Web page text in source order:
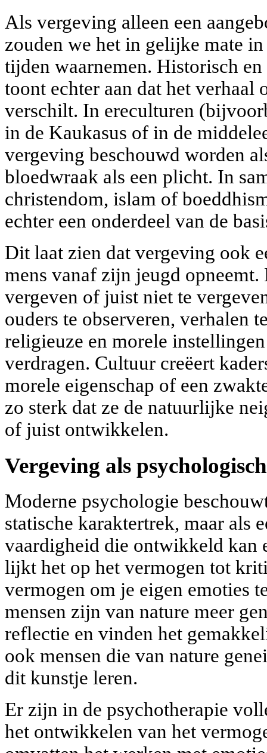
Als vergeving alleen een
zouden we het in gelijke mate
tijden waarnemen. Historisch
toont echter aan dat het verhaal
verschilt. In ereculturen
in de Kaukasus of in de
vergeving beschouwd worden
bloedwraak als een plicht. In
christendom, islam of
echter een onderdeel van de
Dit laat zien dat vergeving ook
mens vanaf zijn jeugd
vergeven of juist niet te
ouders te observeren, verhalen
religieuze en morele
verdragen. Cultuur creëert
morele eigenschap of een
zo sterk dat ze de natuurlijke
of juist ontwikkelen.
Vergeving als
Moderne psychologie
statische karaktertrek, maar als
vaardigheid die ontwikkeld kan
lijkt het op het vermogen tot
vermogen om je eigen emoties
mensen zijn van nature meer
reflectie en vinden het
ook mensen die van nature
dit kunstje leren.
Er zijn in de psychotherapie
het ontwikkelen van het